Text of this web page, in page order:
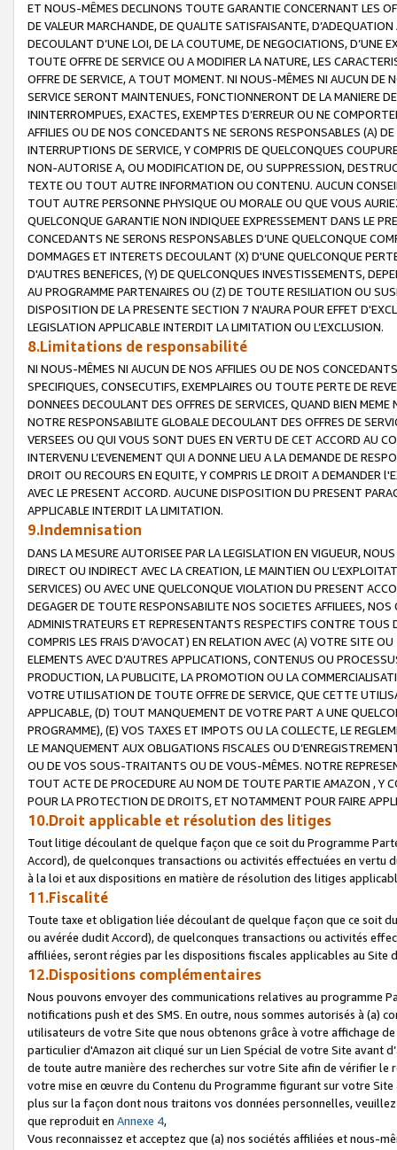
ET NOUS-MÊMES DECLINONS TOUTE GARANTIE CONCERNANT LES
DE VALEUR MARCHANDE, DE QUALITE SATISFAISANTE,
DECOULANT D’UNE LOI, DE LA COUTUME, DE NEGOCIATIONS, D’UNE
TOUTE OFFRE DE SERVICE OU A MODIFIER LA NATURE, LES
OFFRE DE SERVICE, A TOUT MOMENT. NI NOUS-MÊMES NI AUCUN DE
SERVICE SERONT MAINTENUES, FONCTIONNERONT DE LA MANIERE
ININTERROMPUES, EXACTES, EXEMPTES D’ERREUR OU NE
AFFILIES OU DE NOS CONCEDANTS NE SERONS RESPONSABLES (A)
INTERRUPTIONS DE SERVICE, Y COMPRIS DE QUELCONQUES
NON-AUTORISE A, OU MODIFICATION DE, OU SUPPRESSION,
TEXTE OU TOUT AUTRE INFORMATION OU CONTENU. AUCUN
TOUT AUTRE PERSONNE PHYSIQUE OU MORALE OU QUE VOUS
QUELCONQUE GARANTIE NON INDIQUEE EXPRESSEMENT DANS LE
CONCEDANTS NE SERONS RESPONSABLES D’UNE QUELCONQUE
DOMMAGES ET INTERETS DECOULANT (X) D'UNE QUELCONQUE
D'AUTRES BENEFICES, (Y) DE QUELCONQUES INVESTISSEMENTS,
AU PROGRAMME PARTENAIRES OU (Z) DE TOUTE RESILIATION OU
DISPOSITION DE LA PRESENTE SECTION 7 N'AURA POUR EFFET
LEGISLATION APPLICABLE INTERDIT LA LIMITATION OU L’EXCLUSION.
8.Limitations de responsabilité
NI NOUS-MÊMES NI AUCUN DE NOS AFFILIES OU DE NOS
SPECIFIQUES, CONSECUTIFS, EXEMPLAIRES OU TOUTE PERTE DE
DONNEES DECOULANT DES OFFRES DE SERVICES, QUAND BIEN
NOTRE RESPONSABILITE GLOBALE DECOULANT DES OFFRES DE
VERSEES OU QUI VOUS SONT DUES EN VERTU DE CET ACCORD AU
INTERVENU L’EVENEMENT QUI A DONNE LIEU A LA DEMANDE DE
DROIT OU RECOURS EN EQUITE, Y COMPRIS LE DROIT A DEMANDER
AVEC LE PRESENT ACCORD. AUCUNE DISPOSITION DU PRESENT
APPLICABLE INTERDIT LA LIMITATION.
9.Indemnisation
DANS LA MESURE AUTORISEE PAR LA LEGISLATION EN VIGUEUR,
DIRECT OU INDIRECT AVEC LA CREATION, LE MAINTIEN OU
SERVICES) OU AVEC UNE QUELCONQUE VIOLATION DU PRESENT
DEGAGER DE TOUTE RESPONSABILITE NOS SOCIETES AFFILIEES,
ADMINISTRATEURS ET REPRESENTANTS RESPECTIFS CONTRE
COMPRIS LES FRAIS D’AVOCAT) EN RELATION AVEC (A) VOTRE SITE
ELEMENTS AVEC D’AUTRES APPLICATIONS, CONTENUS OU
PRODUCTION, LA PUBLICITE, LA PROMOTION OU LA
VOTRE UTILISATION DE TOUTE OFFRE DE SERVICE, QUE CETTE
APPLICABLE, (D) TOUT MANQUEMENT DE VOTRE PART A UNE
PROGRAMME), (E) VOS TAXES ET IMPOTS OU LA COLLECTE, LE
LE MANQUEMENT AUX OBLIGATIONS FISCALES OU
OU DE VOS SOUS-TRAITANTS OU DE VOUS-MÊMES. NOTRE
TOUT ACTE DE PROCEDURE AU NOM DE TOUTE PARTIE AMAZON , Y
POUR LA PROTECTION DE DROITS, ET NOTAMMENT POUR FAIRE
10.Droit applicable et résolution des litiges
Tout litige découlant de quelque façon que ce soit du Programme
Accord), de quelconques transactions ou activités effectuées en vertu
à la loi et aux dispositions en matière de résolution des litiges
11.Fiscalité
Toute taxe et obligation liée découlant de quelque façon que ce soit
ou avérée dudit Accord), de quelconques transactions ou activités
affiliées, seront régies par les dispositions fiscales applicables au Site
12.Dispositions complémentaires
Nous pouvons envoyer des communications relatives au programme
notifications push et des SMS. En outre, nous sommes autorisés à
utilisateurs de votre Site que nous obtenons grâce à votre affichage
particulier d'Amazon ait cliqué sur un Lien Spécial de votre Site avant
de toute autre manière des recherches sur votre Site afin de vérifier
votre mise en œuvre du Contenu du Programme figurant sur votre
plus sur la façon dont nous traitons vos données personnelles,
que reproduit en Annexe 4,
Vous reconnaissez et acceptez que (a) nos sociétés affiliées et nous-